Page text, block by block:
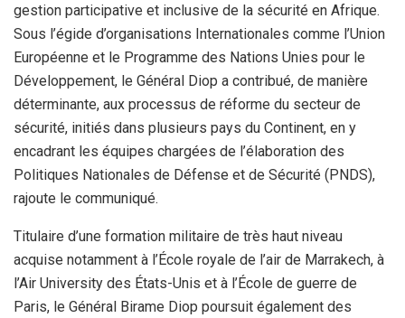
gestion participative et inclusive de la sécurité en Afrique.
Sous l’égide d’organisations Internationales comme l’Union
Européenne et le Programme des Nations Unies pour le
Développement, le Général Diop a contribué, de manière
déterminante, aux processus de réforme du secteur de
sécurité, initiés dans plusieurs pays du Continent, en y
encadrant les équipes chargées de l’élaboration des
Politiques Nationales de Défense et de Sécurité (PNDS),
rajoute le communiqué.
Titulaire d’une formation militaire de très haut niveau
acquise notamment à l’École royale de l’air de Marrakech, à
l’Air University des États-Unis et à l’École de guerre de
Paris, le Général Birame Diop poursuit également des